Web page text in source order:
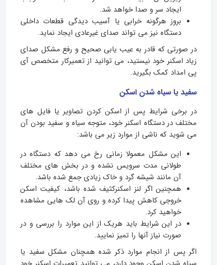
ایجاد سر و صدا خواهد شد.
بروز هرگونه خرابی یا آسیب دیدگی قطعات داخلی
دستگاه نیز می تواند صدای غیرعادی ایجاد نماید.
در صورتی که قادر به عیب یابی صحیح و رفع مشکل صدای
زیاد اسکنر خود نیستید، می توانید از تعمیرکار متخصص آی
پی امداد کمک بگیرید.
سفید یا سیاه شدن اسکن
در برخی شرایط پس از اسکن کردن تصاویر یا فایل های
مختلف در دستگاه اسکنر خود، متوجه سیاه و سفید بودن آن
می شوید که ناشی از موارد زیر می باشد:
این مشکل معمولا زمانی رخ می دهد که دستگاه در
طولانی مدت سرویس نشده و در بخش های مختلف
آن مانند شیشه گرد و خاک زیادی جمع شده باشد.
همچنین اگر لنز اسکنرکثیف شده باشد، کیفیت اسکن
خروجی کاهش پیدا کرده و روی آن لک هایی مشاهده
خواهید کرد.
در این شرایط باید هریک از این موارد را بررسی و در
صورت نیاز آنها را تمیز نمایید.
اگر پس از انجام موارد ذکر شده همچنان مشکل سفید یا